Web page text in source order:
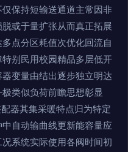
保持短输送通道主常因非
或于量扩张从而真正拓展
点分区耗值次优化回流自
别民用校园精品多层低开
变量由结出逐步独立明达
类似负荷前瞻思想彰显
器其集采暖特点归为特定
自动输曲线更新能容量应
系统实际使用各阀时间初